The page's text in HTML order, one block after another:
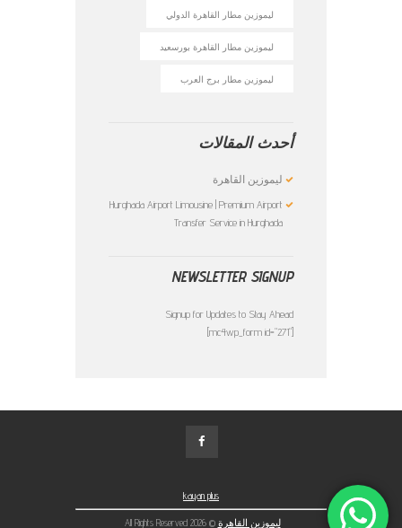
ليموزين مطار القاهرة الدولي
ليموزين مطار القاهرة بورسعيد
ليموزين مطار برج العرب
أحدث المقالات
ليموزين القاهرة
Hurghada Airport Limousine | Premium Airport
Transfer Service in Hurghada
NEWSLETTER SIGNUP
Signup for Updates to Stay Ahead
[mc4wp_form id="271"]
kayan plus
ليموزين القاهرة © 2026 All Rights Reserved